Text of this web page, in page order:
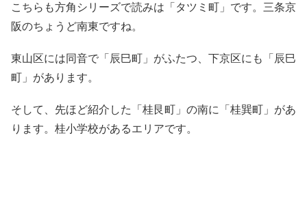
こちらも方角シリーズで読みは「タツミ町」です。三条京
阪のちょうど南東ですね。
東山区には同音で「辰巳町」がふたつ、下京区にも「辰巳
町」があります。
そして、先ほど紹介した「桂艮町」の南に「桂巽町」があ
ります。桂小学校があるエリアです。